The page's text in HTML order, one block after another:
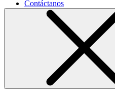
Contáctanos